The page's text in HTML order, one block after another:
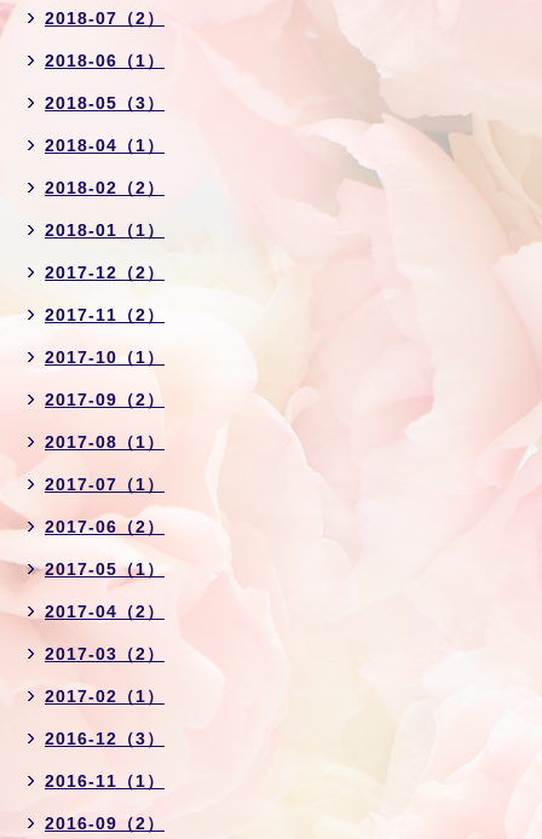
2018-07（2）
2018-06（1）
2018-05（3）
2018-04（1）
2018-02（2）
2018-01（1）
2017-12（2）
2017-11（2）
2017-10（1）
2017-09（2）
2017-08（1）
2017-07（1）
2017-06（2）
2017-05（1）
2017-04（2）
2017-03（2）
2017-02（1）
2016-12（3）
2016-11（1）
2016-09（2）